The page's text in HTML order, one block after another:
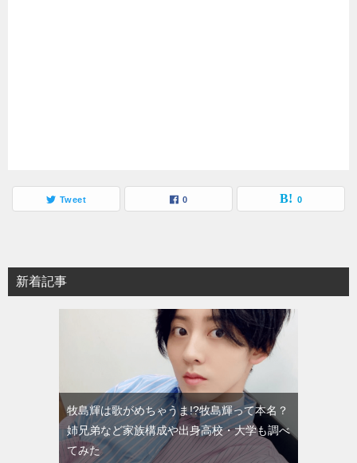
Tweet 0 0
新着記事
牧島輝は歌がめちゃうま!?牧島輝って本名？
姉兄弟など家族構成や出身高校・大学も調べ
てみた